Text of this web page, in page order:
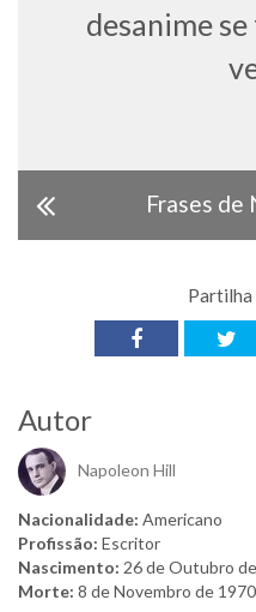
desanime
Frases de
Partilha
Autor
Napoleon Hill
Nacionalidade: Americano
Profissão: Escritor
Nascimento: 26 de Outubro
Morte: 8 de Novembro de 1970